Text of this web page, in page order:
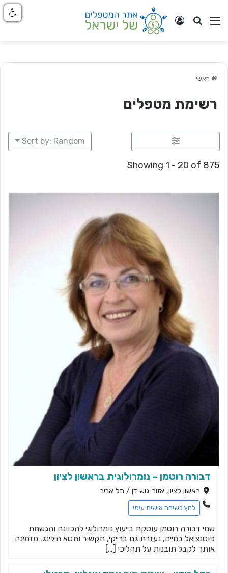
ניווט באתר
חפש התחבר
ראשי
רשימת מטפלים
Showing 1 - 20 of 875
Sort by: Random
דבורה רוטמן – נומרולוגית בראשון לציון
ראשון לציון, אזור גוש דן / תל אביב
לחץ לשיחה אישית עימי
שמי דבורה רוטמן עוסקת בייעוץ נומרולוגי להכוונה והגשמת
פוטנציאל בחיים, נעזרת גם ברייקי, תקשור ותטא הילינג. מזמינה
אותך לקבל תובנות על תהליכי […]